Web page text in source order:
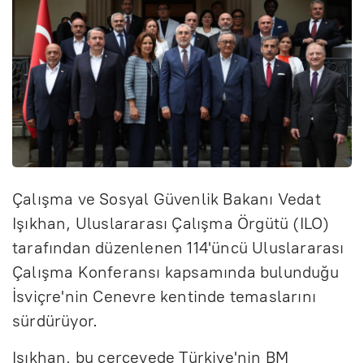
Çalışma ve Sosyal Güvenlik Bakanı Vedat
Işıkhan, Uluslararası Çalışma Örgütü (ILO)
tarafından düzenlenen 114'üncü Uluslararası
Çalışma Konferansı kapsamında bulunduğu
İsviçre'nin Cenevre kentinde temaslarını
sürdürüyor.
Işıkhan, bu çerçevede Türkiye'nin BM